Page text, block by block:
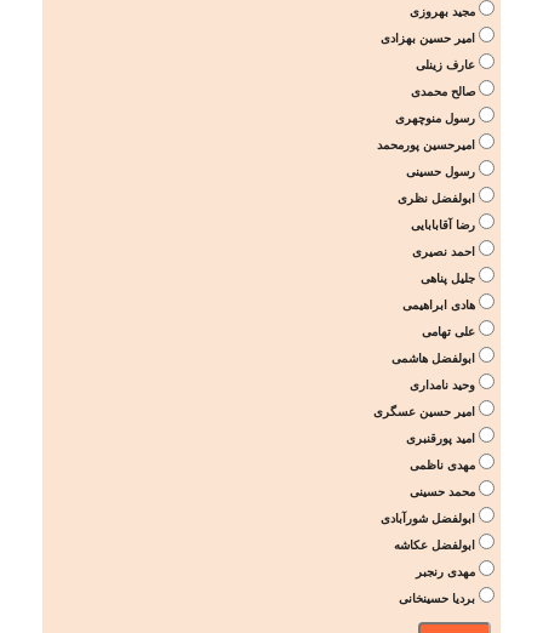
مجید بهروزی
امیر حسین بهزادی
عارف زینلی
صالح محمدی
رسول منوچهری
امیرحسین پورمحمد
رسول حسینی
ابولفضل نظری
رضا آقابابایی
احمد نصیری
جلیل پناهی
هادی ابراهیمی
علی تهامی
ابولفضل هاشمی
وحید نامداری
امیر حسین عسگری
امید پورقنبری
مهدی ناظمی
محمد حسینی
ابولفضل شورآبادی
ابولفضل عکاشه
مهدی رنجبر
بردیا حسینخانی